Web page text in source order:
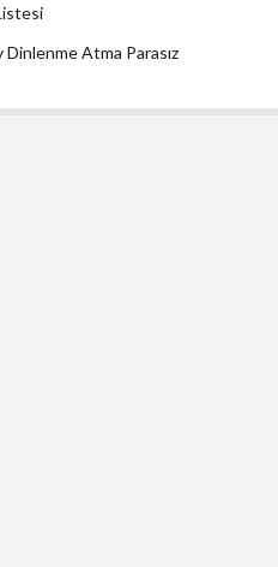
Atma Parasız